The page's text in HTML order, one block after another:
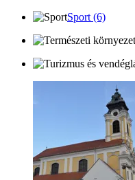
Sport (6)